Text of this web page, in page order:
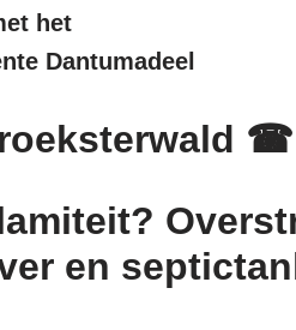
het
Dantumadeel
☎
en